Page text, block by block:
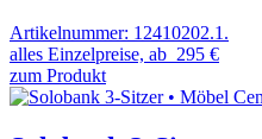
Artikelnummer: 12410202.1.
alles Einzelpreise, ab 295 €
zum Produkt